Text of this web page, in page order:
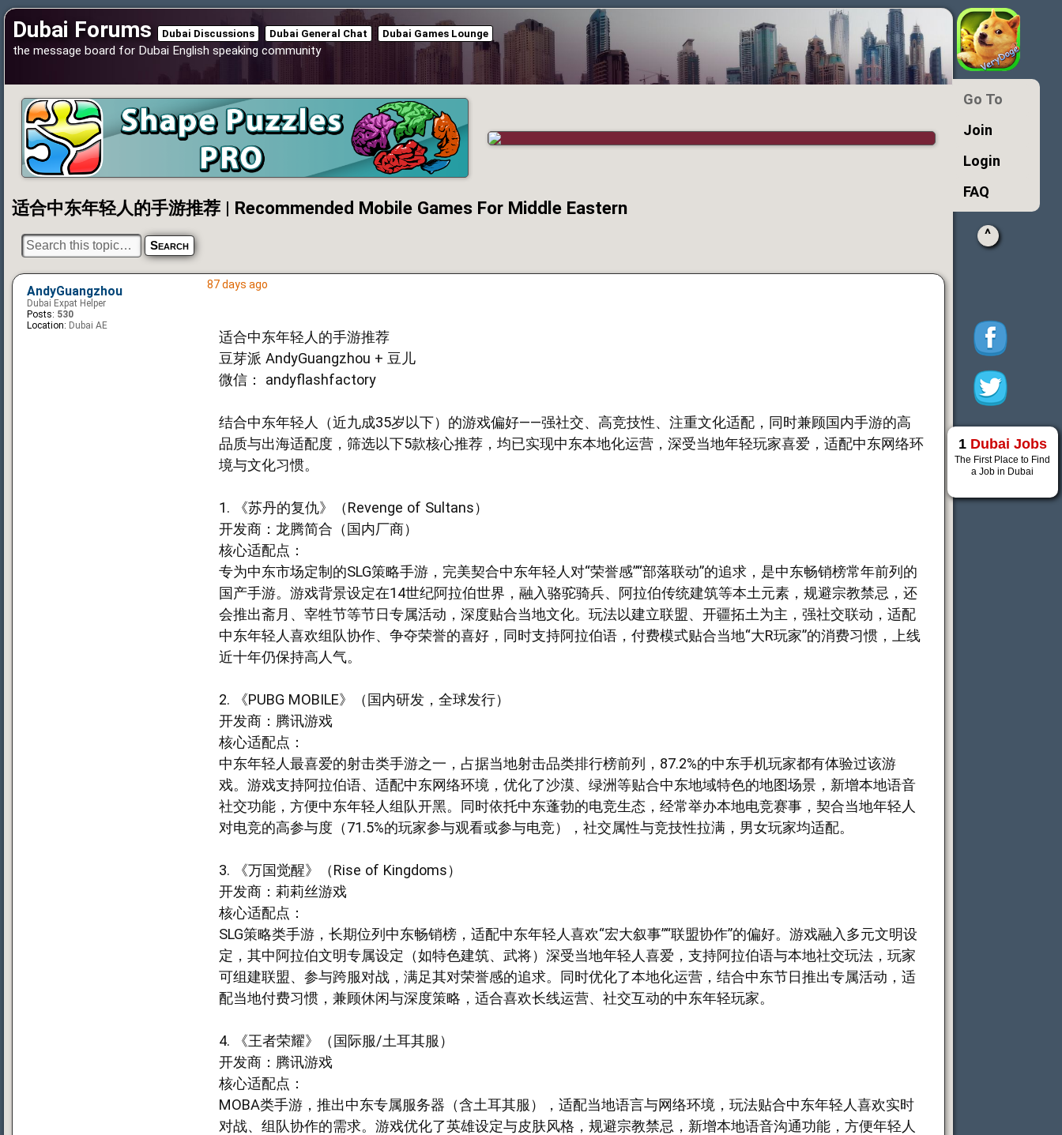
Dubai Forums Dubai Discussions Dubai General Chat Dubai Games Lounge
the message board for Dubai English speaking community
适合中东年轻人的手游推荐 | Recommended Mobile Games For Middle Eastern
87 days ago
适合中东年轻人的手游推荐
豆芽派 AndyGuangzhou + 豆儿
微信： andyflashfactory
结合中东年轻人（近九成35岁以下）的游戏偏好——强社交、高竞技性、注重文化适配，同时兼顾国内手游的高
品质与出海适配度，筛选以下5款核心推荐，均已实现中东本地化运营，深受当地年轻玩家喜爱，适配中东网络环
境与文化习惯。
1. 《苏丹的复仇》（Revenge of Sultans）
开发商：龙腾简合（国内厂商）
核心适配点：
专为中东市场定制的SLG策略手游，完美契合中东年轻人对“荣誉感”“部落联动”的追求，是中东畅销榜常年前列的
国产手游。游戏背景设定在14世纪阿拉伯世界，融入骆驼骑兵、阿拉伯传统建筑等本土元素，规避宗教禁忌，还
会推出斋月、宰牲节等节日专属活动，深度贴合当地文化。玩法以建立联盟、开疆拓土为主，强社交联动，适配
中东年轻人喜欢组队协作、争夺荣誉的喜好，同时支持阿拉伯语，付费模式贴合当地“大R玩家”的消费习惯，上线
近十年仍保持高人气。
2. 《PUBG MOBILE》（国内研发，全球发行）
开发商：腾讯游戏
核心适配点：
中东年轻人最喜爱的射击类手游之一，占据当地射击品类排行榜前列，87.2%的中东手机玩家都有体验过该游
戏。游戏支持阿拉伯语、适配中东网络环境，优化了沙漠、绿洲等贴合中东地域特色的地图场景，新增本地语音
社交功能，方便中东年轻人组队开黑。同时依托中东蓬勃的电竞生态，经常举办本地电竞赛事，契合当地年轻人
对电竞的高参与度（71.5%的玩家参与观看或参与电竞），社交属性与竞技性拉满，男女玩家均适配。
3. 《万国觉醒》（Rise of Kingdoms）
开发商：莉莉丝游戏
核心适配点：
SLG策略类手游，长期位列中东畅销榜，适配中东年轻人喜欢“宏大叙事”“联盟协作”的偏好。游戏融入多元文明设
定，其中阿拉伯文明专属设定（如特色建筑、武将）深受当地年轻人喜爱，支持阿拉伯语与本地社交玩法，玩家
可组建联盟、参与跨服对战，满足其对荣誉感的追求。同时优化了本地化运营，结合中东节日推出专属活动，适
配当地付费习惯，兼顾休闲与深度策略，适合喜欢长线运营、社交互动的中东年轻玩家。
4. 《王者荣耀》（国际服/土耳其服）
开发商：腾讯游戏
核心适配点：
MOBA类手游，推出中东专属服务器（含土耳其服），适配当地语言与网络环境，玩法贴合中东年轻人喜欢实时
对战、组队协作的需求。游戏优化了英雄设定与皮肤风格，规避宗教禁忌，新增本地语音沟通功能，方便年轻人
AndyGuangzhou
Dubai Expat Helper
Posts: 530
Location: Dubai AE
Go To
Join
Login
FAQ
^
1 Dubai Jobs
The First Place to Find
a Job in Dubai